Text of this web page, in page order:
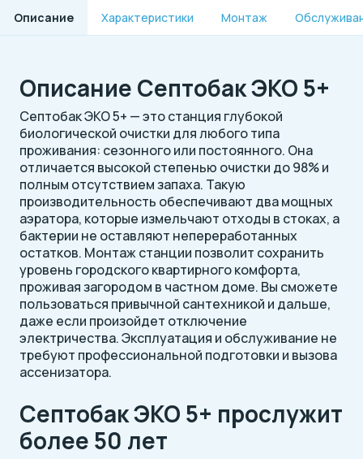
Описание Характеристики Монтаж
Описание Септобак ЭКО 5+
Септобак ЭКО 5+ — это станция глубокой
биологической очистки для любого типа
проживания: сезонного или постоянного. Она
отличается высокой степенью очистки до 98% и
полным отсутствием запаха. Такую
производительность обеспечивают два мощных
аэратора, которые измельчают отходы в стоках, а
бактерии не оставляют непереработанных
остатков. Монтаж станции позволит сохранить
уровень городского квартирного комфорта,
проживая загородом в частном доме. Вы сможете
пользоваться привычной сантехникой и дальше,
даже если произойдет отключение
электричества. Эксплуатация и обслуживание не
требуют профессиональной подготовки и вызова
ассенизатора.
Септобак ЭКО 5+ прослужит
более 50 лет